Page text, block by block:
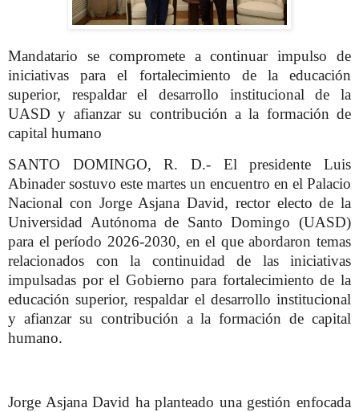
Mandatario se compromete a continuar impulso de
iniciativas para el fortalecimiento de la educación
superior, respaldar el desarrollo institucional de la
UASD y afianzar su contribución a la formación de
capital humano
SANTO DOMINGO, R. D.- El presidente Luis
Abinader sostuvo este martes un encuentro en el Palacio
Nacional con Jorge Asjana David, rector electo de la
Universidad Autónoma de Santo Domingo (UASD)
para el período 2026-2030, en el que abordaron temas
relacionados con la continuidad de las iniciativas
impulsadas por el Gobierno para fortalecimiento de la
educación superior, respaldar el desarrollo institucional
y afianzar su contribución a la formación de capital
humano.
Jorge Asjana David ha planteado una gestión enfocada